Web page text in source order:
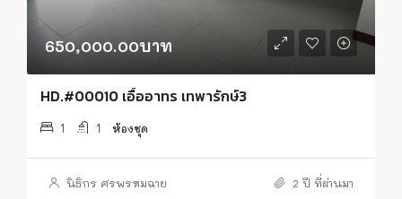
650,000.00บาท
HD.#00010 เอื้ออาทร เทพารักษ์3
1 1 ห้องชุด
นิธิกร ศรพรหมฉาย 2 ปี ที่ผ่านมา